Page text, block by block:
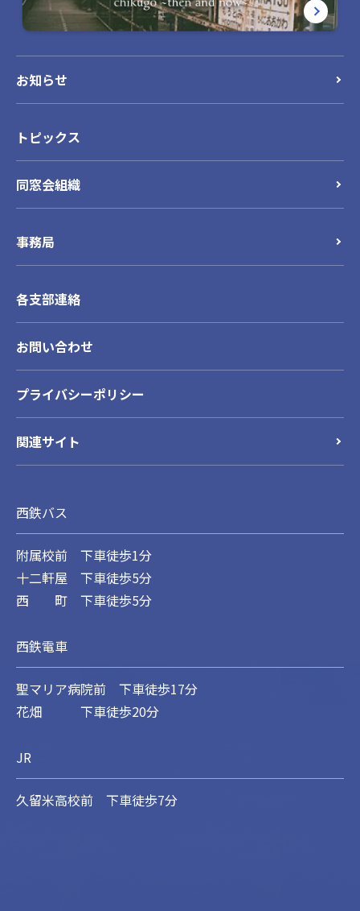
お知らせ
トピックス
同窓会組織
事務局
各支部連絡
お問い合わせ
プライバシーポリシー
関連サイト
西鉄バス
附属校前 下車徒歩1分
十二軒屋 下車徒歩5分
西 町 下車徒歩5分
西鉄電車
聖マリア病院前 下車徒歩17分
花畑 下車徒歩20分
JR
久留米高校前 下車徒歩7分